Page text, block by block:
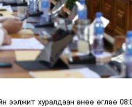
ээлжит хуралдаан өнөө өглөө